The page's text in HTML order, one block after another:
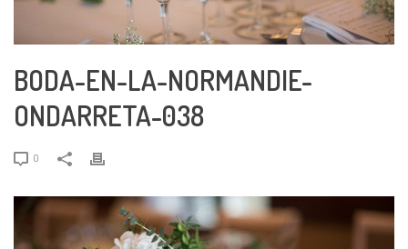
BODA-EN-LA-NORMANDIE-
ONDARRETA-038
0